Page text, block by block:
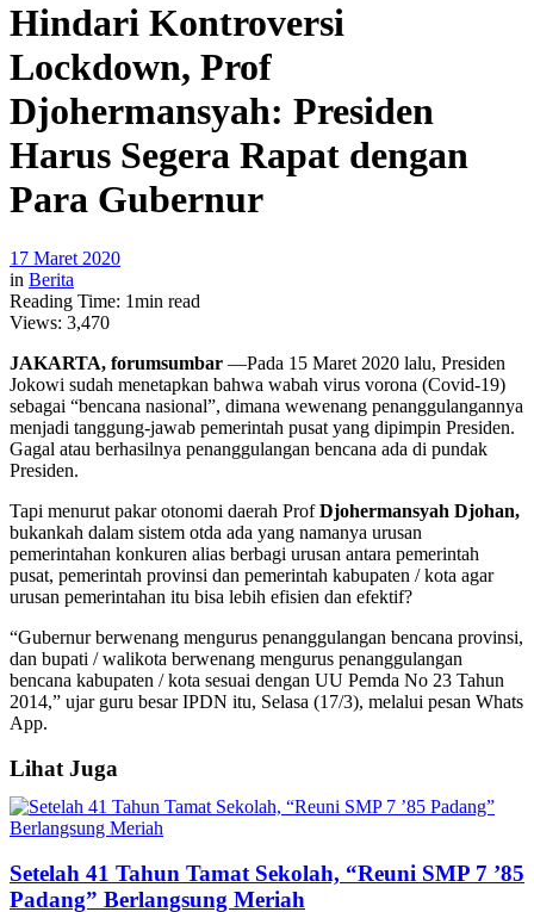
Hindari Kontroversi
Lockdown, Prof
Djohermansyah: Presiden
Harus Segera Rapat dengan
Para Gubernur
17 Maret 2020
in Berita
Reading Time: 1min read
Views: 3,470
JAKARTA, forumsumbar —Pada 15 Maret 2020 lalu, Presiden
Jokowi sudah menetapkan bahwa wabah virus vorona (Covid-19)
sebagai “bencana nasional”, dimana wewenang penanggulangannya
menjadi tanggung-jawab pemerintah pusat yang dipimpin Presiden.
Gagal atau berhasilnya penanggulangan bencana ada di pundak
Presiden.
Tapi menurut pakar otonomi daerah ProfDjohermansyah Djohan,
bukankah dalam sistem otda ada yang namanya urusan
pemerintahan konkuren alias berbagi urusan antara pemerintah
pusat, pemerintah provinsi dan pemerintah kabupaten / kota agar
urusan pemerintahan itu bisa lebih efisien dan efektif?
“Gubernur berwenang mengurus penanggulangan bencana provinsi,
dan bupati / walikota berwenang mengurus penanggulangan
bencana kabupaten / kota sesuai dengan UU Pemda No 23 Tahun
2014,” ujar guru besar IPDN itu, Selasa (17/3), melalui pesan Whats
App.
Lihat Juga
Setelah 41 Tahun Tamat Sekolah, “Reuni SMP 7 ’85
Padang” Berlangsung Meriah